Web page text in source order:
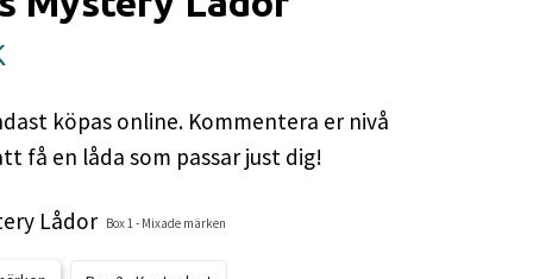
köpas online. Kommentera er nivå
få en låda som passar just dig!
Lådor Box 1 - Mixade märken